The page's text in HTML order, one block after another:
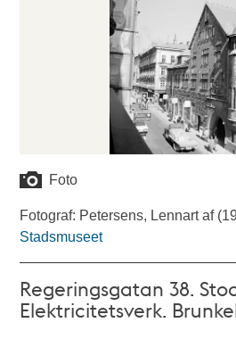
Foto
Fotograf: Petersens, Lennart af
Stadsmuseet
Regeringsgatan 38.
Elektricitetsverk.